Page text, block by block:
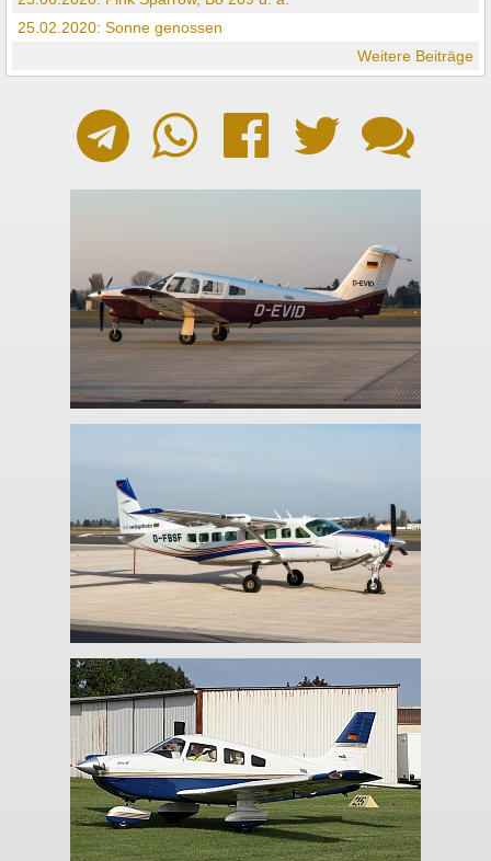
25.02.2020: Sonne genossen
Weitere Beiträge